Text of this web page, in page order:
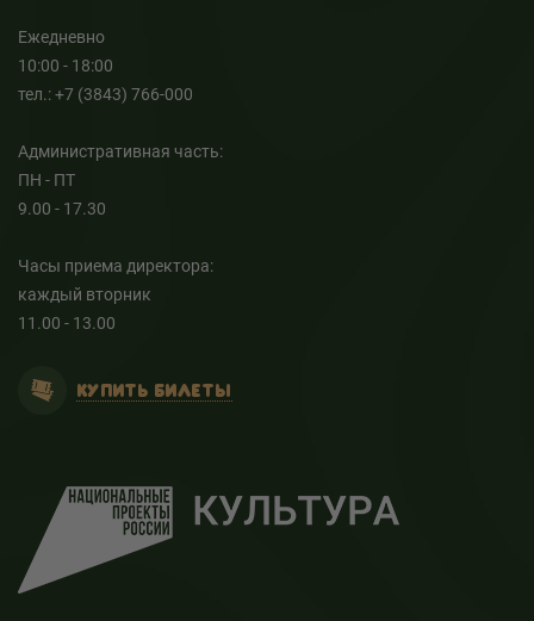
Ежедневно
10:00 - 18:00
тел.: +7 (3843) 766-000
Административная часть:
ПН - ПТ
9.00 - 17.30
Часы приема директора:
каждый вторник
11.00 - 13.00
КУПИТЬ БИЛЕТЫ